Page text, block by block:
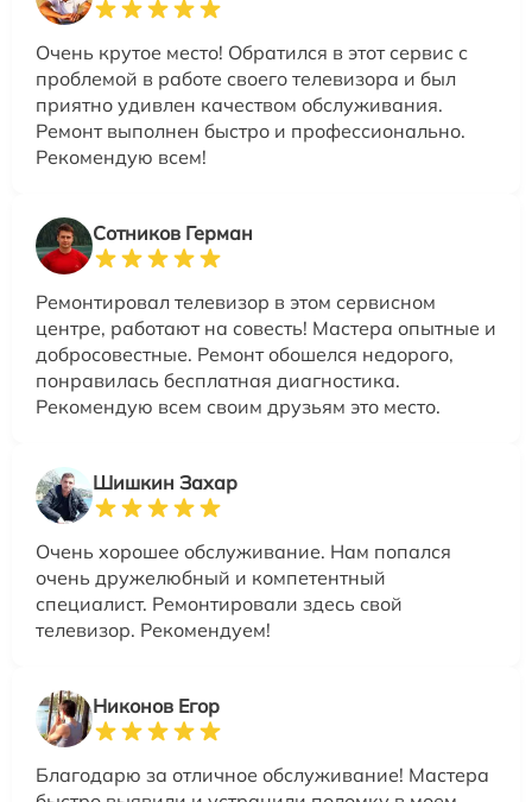
Очень крутое место! Обратился в этот сервис с
проблемой в работе своего телевизора и был
приятно удивлен качеством обслуживания.
Ремонт выполнен быстро и профессионально.
Рекомендую всем!
Сотников Герман
Ремонтировал телевизор в этом сервисном
центре, работают на совесть! Мастера опытные и
добросовестные. Ремонт обошелся недорого,
понравилась бесплатная диагностика.
Рекомендую всем своим друзьям это место.
Шишкин Захар
Очень хорошее обслуживание. Нам попался
очень дружелюбный и компетентный
специалист. Ремонтировали здесь свой
телевизор. Рекомендуем!
Никонов Егор
Благодарю за отличное обслуживание! Мастера